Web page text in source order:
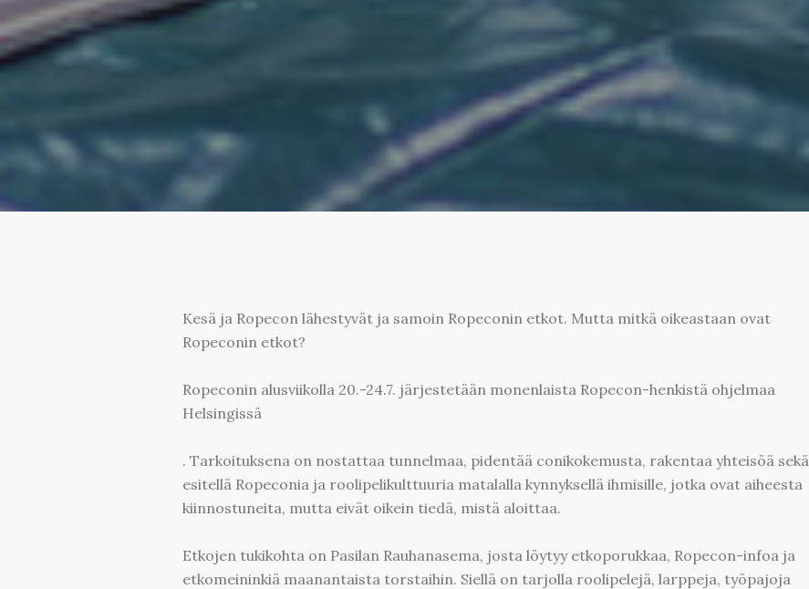
Kesä ja Ropecon lähestyvät ja samoin Ropeconin etkot. Mutta mitkä oikeastaan ovat
Ropeconin etkot?
Ropeconin alusviikolla 20.-24.7. järjestetään monenlaista Ropecon-henkistä ohjelmaa
Helsingissä
. Tarkoituksena on nostattaa tunnelmaa, pidentää conikokemusta, rakentaa yhteisöä sekä
esitellä Ropeconia ja roolipelikulttuuria matalalla kynnyksellä ihmisille, jotka ovat aiheesta
kiinnostuneita, mutta eivät oikein tiedä, mistä aloittaa.
Etkojen tukikohta on Pasilan Rauhanasema, josta löytyy etkoporukkaa, Ropecon-infoa ja
etkomeininkiä maanantaista torstaihin. Siellä on tarjolla roolipelejä, larppeja, työpajoja